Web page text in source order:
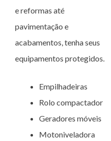
e reformas até
pavimentação e
acabamentos, tenha seus
equipamentos protegidos.
Empilhadeiras
Rolo compactador
Geradores móveis
Motoniveladora